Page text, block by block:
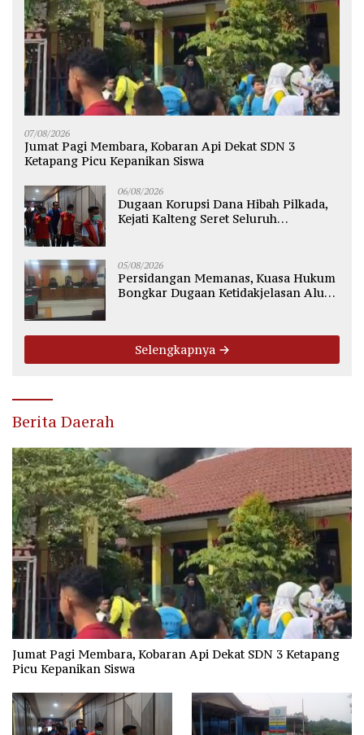
07/08/2026
Jumat Pagi Membara, Kobaran Api Dekat SDN 3
Ketapang Picu Kepanikan Siswa
06/08/2026
Dugaan Korupsi Dana Hibah Pilkada,
Kejati Kalteng Seret Seluruh
05/08/2026
Persidangan Memanas, Kuasa Hukum
Bongkar Dugaan Ketidakjelasan Alur
Selengkapnya
Berita Daerah
Jumat Pagi Membara, Kobaran Api Dekat SDN 3 Ketapang
Picu Kepanikan Siswa